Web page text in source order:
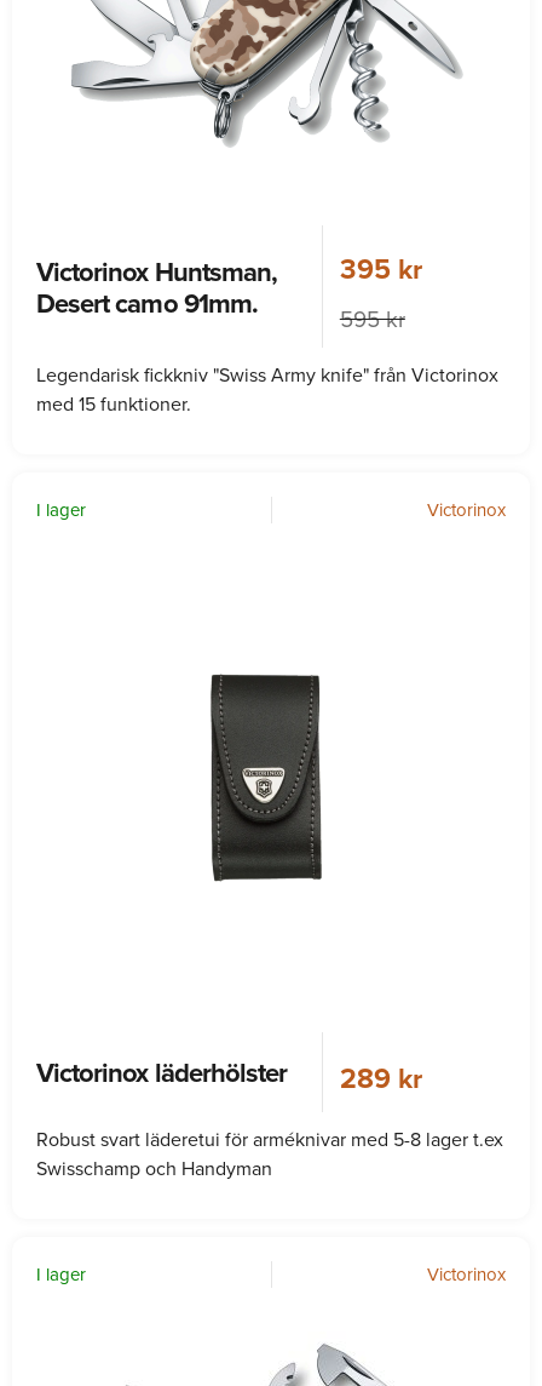
Victorinox Huntsman,
Desert camo 91mm.
395 kr
595 kr
Legendarisk fickkniv "Swiss Army knife" från Victorinox
med 15 funktioner.
I lager Victorinox
Victorinox läderhölster 289 kr
Robust svart läderetui för arméknivar med 5-8 lager t.ex
Swisschamp och Handyman
I lager Victorinox